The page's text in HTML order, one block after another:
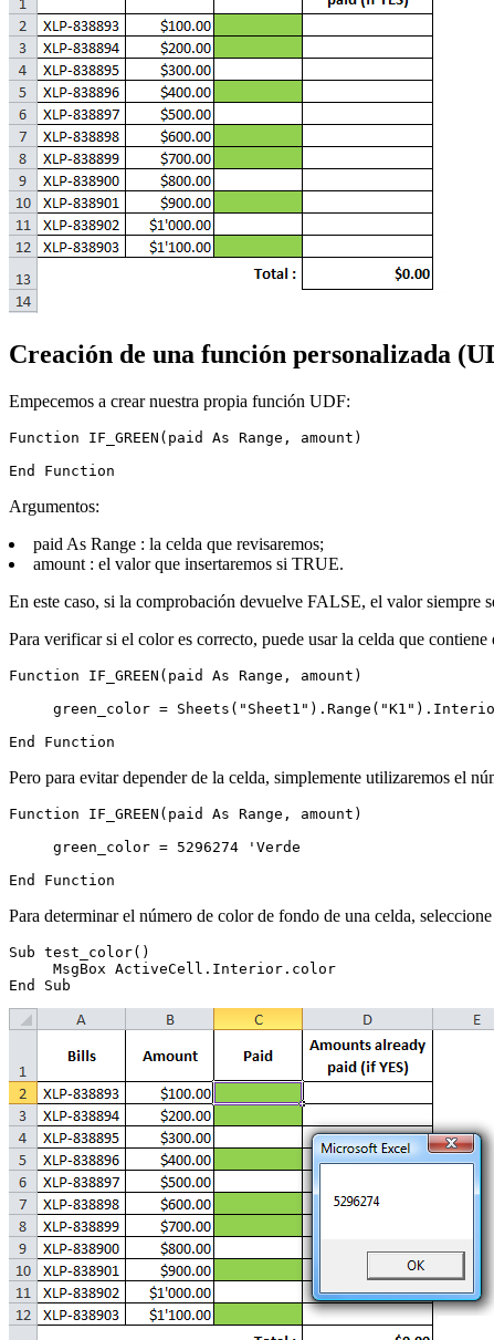
Creación de una función personalizada
Empecemos a crear nuestra propia función UDF:
Function IF_GREEN(paid As Range, amount)
Argumentos:
paid As Range : la celda que revisaremos;
amount : el valor que insertaremos si TRUE.
En este caso, si la comprobación devuelve FALSE, el valor siempre
Para verificar si el color es correcto, puede usar la celda que contiene
Function IF_GREEN(paid As Range, amount)
green_color =
Pero para evitar depender de la celda, simplemente utilizaremos el
Function IF_GREEN(paid As Range, amount)
     green_color = 5296274 'Verde
Para determinar el número de color de fondo de una celda,
Sub test_color()
     MsgBox ActiveCell.Interior.color